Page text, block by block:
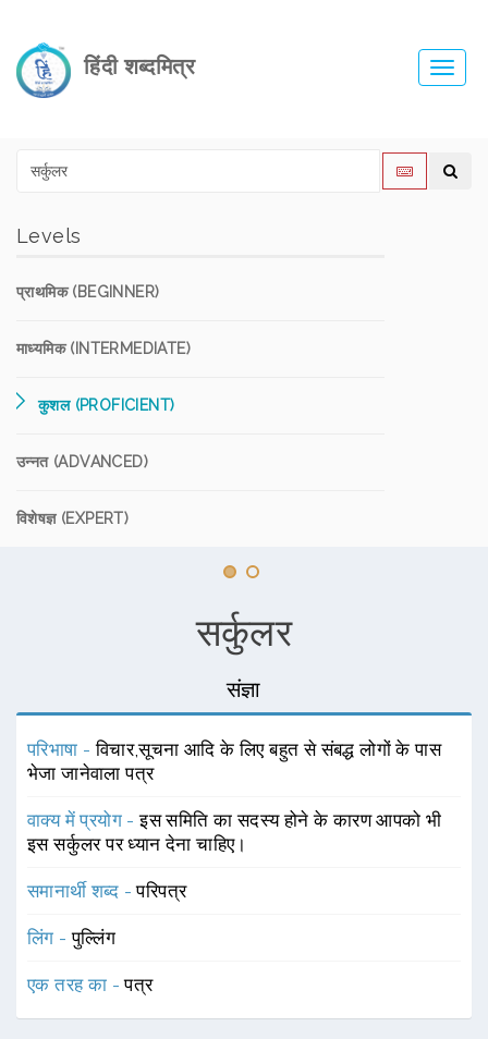
हिंदी शब्दमित्र
Levels
प्राथमिक (BEGINNER)
माध्यमिक (INTERMEDIATE)
कुशल (PROFICIENT)
उन्नत (ADVANCED)
विशेषज्ञ (EXPERT)
सर्कुलर
संज्ञा
परिभाषा -विचार,सूचना आदि के लिए बहुत से संबद्ध लोगों के पास
भेजा जानेवाला पत्र
वाक्य में प्रयोग -इस समिति का सदस्य होने के कारण आपको भी
इस सर्कुलर पर ध्यान देना चाहिए।
समानार्थी शब्द -परिपत्र
लिंग -पुल्लिंग
एक तरह का -पत्र